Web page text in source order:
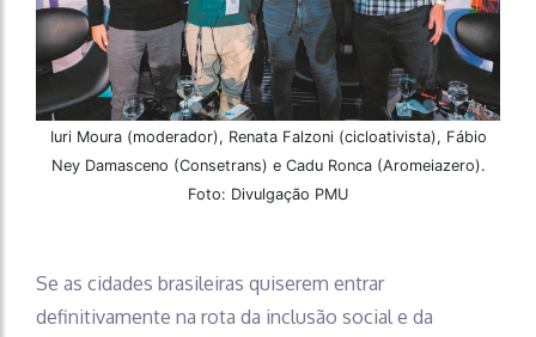
Iuri Moura (moderador), Renata Falzoni (cicloativista), Fábio
Ney Damasceno (Consetrans) e Cadu Ronca (Aromeiazero).
Foto: Divulgação PMU
Se as cidades brasileiras quiserem entrar
definitivamente na rota da inclusão social e da